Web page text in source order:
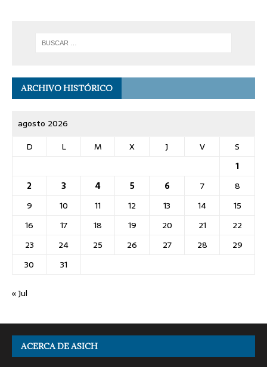
ARCHIVO HISTÓRICO
agosto 2026
D
L M X J V
S
1
2
3 4 5 6 7
8
9
10 11 12 13 14
15
16
17 18 19 20 21
22
23
24 25 26 27 28
29
30
31
« Jul
ACERCA DE ASICH